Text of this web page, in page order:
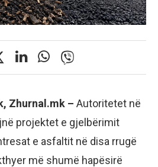
Zhurnal.mk – Autoritetet në
projektet e gjelbërimit
e asfaltit në disa rrugë
më shumë hapësirë